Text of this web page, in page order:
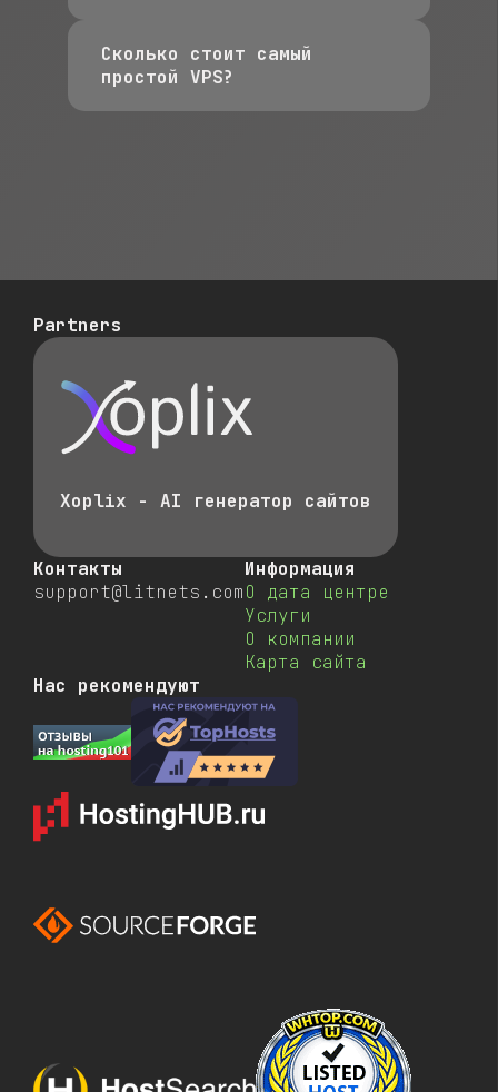
Сколько стоит самый
простой VPS?
Partners
Xoplix - AI генератор сайтов
Контакты
support@litnets.com
Информация
О дата центре
Услуги
О компании
Карта сайта
Нас рекомендуют